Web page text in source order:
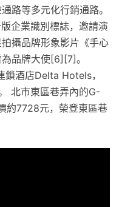
路等多元化行銷通路。
企業識別標誌，邀請演
攝品牌形象影片《手心
品牌大使[6][7]。
鎖酒店Delta Hotels，
北市東區巷弄內的G-
約7728元，榮登東區巷